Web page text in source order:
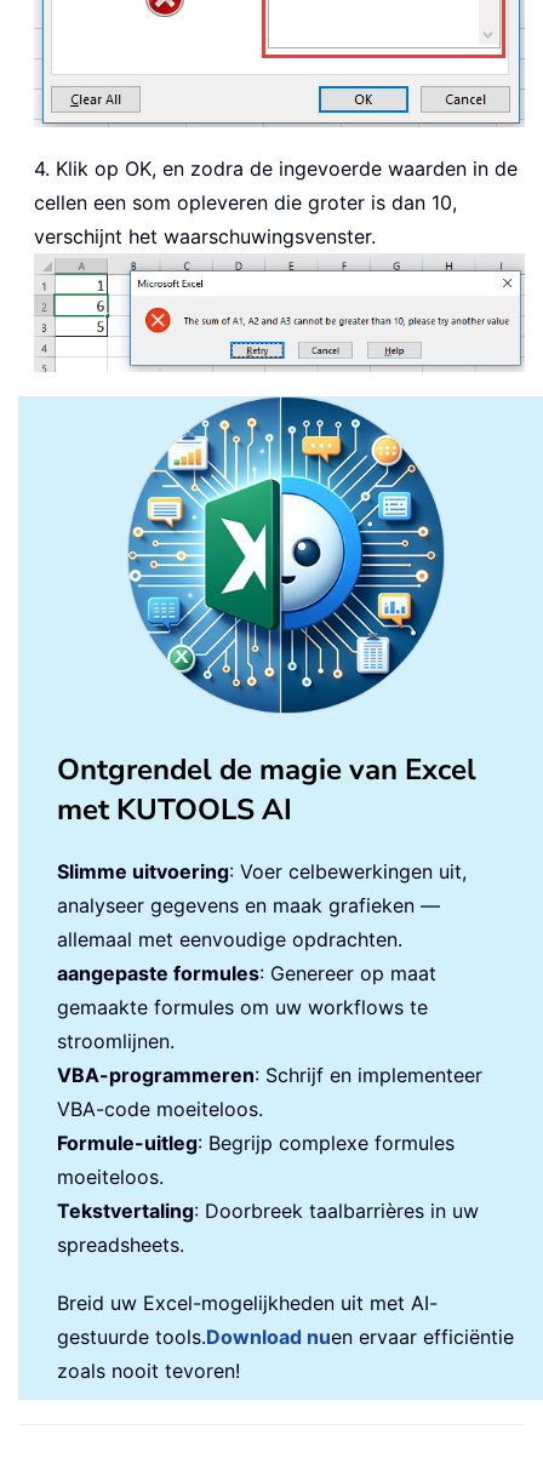
4. Klik op OK, en zodra de ingevoerde waarden in de
cellen een som opleveren die groter is dan 10,
verschijnt het waarschuwingsvenster.
Ontgrendel de magie van Excel
met KUTOOLS AI
Slimme uitvoering: Voer celbewerkingen uit,
analyseer gegevens en maak grafieken —
allemaal met eenvoudige opdrachten.
aangepaste formules: Genereer op maat
gemaakte formules om uw workflows te
stroomlijnen.
VBA-programmeren: Schrijf en implementeer
VBA-code moeiteloos.
Formule-uitleg: Begrijp complexe formules
moeiteloos.
Tekstvertaling: Doorbreek taalbarrières in uw
spreadsheets.
Breid uw Excel-mogelijkheden uit met AI-
gestuurde tools.Download nuen ervaar efficiëntie
zoals nooit tevoren!